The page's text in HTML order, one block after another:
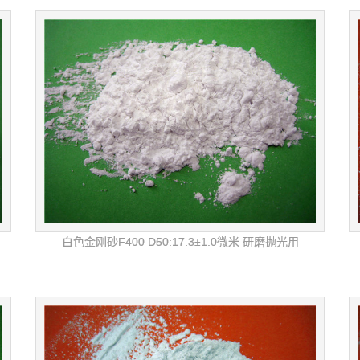
白色金刚砂F400 D50:17.3±1.0微米 研磨抛光用